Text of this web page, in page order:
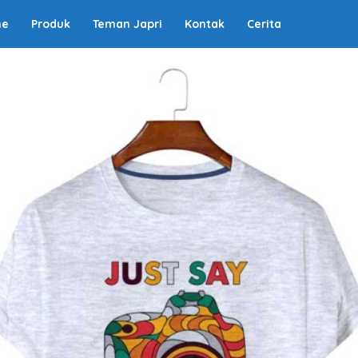
Produk Teman Japri Kontak Cerita